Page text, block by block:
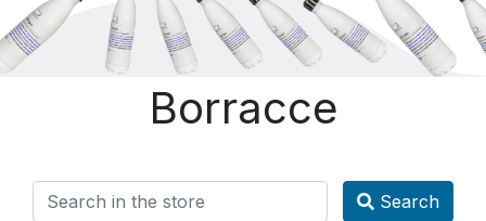
Borracce
Search